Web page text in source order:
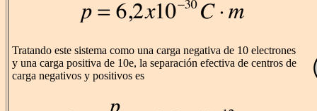
Tratando este sistema como una carga negativa de 10 electrones
y una carga positiva de 10e, la separación efectiva de centros de
carga negativos y positivos es